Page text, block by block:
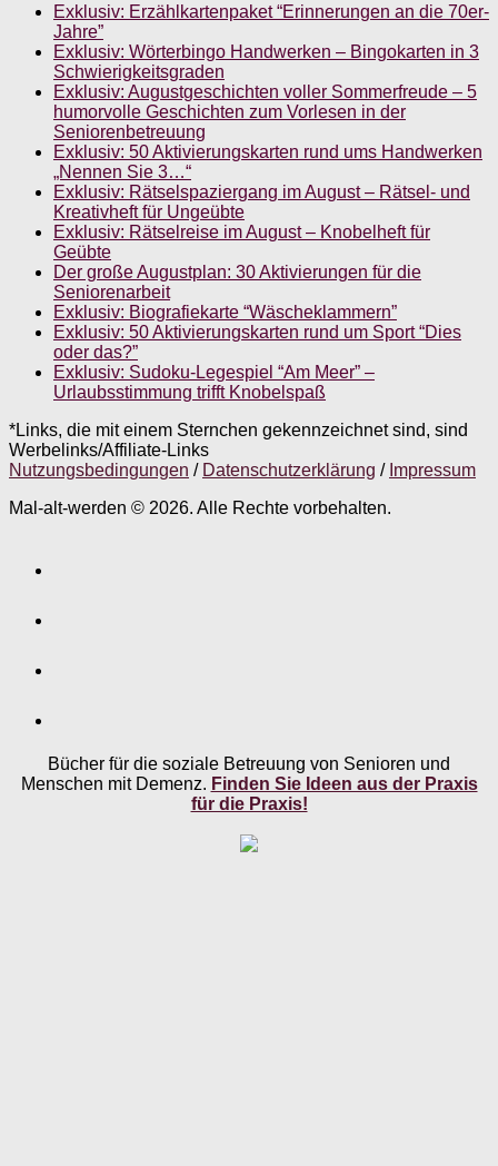
Exklusiv: Erzählkartenpaket “Erinnerungen an die 70er-
Jahre”
Exklusiv: Wörterbingo Handwerken – Bingokarten in 3
Schwierigkeitsgraden
Exklusiv: Augustgeschichten voller Sommerfreude – 5
humorvolle Geschichten zum Vorlesen in der
Seniorenbetreuung
Exklusiv: 50 Aktivierungskarten rund ums Handwerken
„Nennen Sie 3…“
Exklusiv: Rätselspaziergang im August – Rätsel- und
Kreativheft für Ungeübte
Exklusiv: Rätselreise im August – Knobelheft für
Geübte
Der große Augustplan: 30 Aktivierungen für die
Seniorenarbeit
Exklusiv: Biografiekarte “Wäscheklammern”
Exklusiv: 50 Aktivierungskarten rund um Sport “Dies
oder das?”
Exklusiv: Sudoku-Legespiel “Am Meer” –
Urlaubsstimmung trifft Knobelspaß
*Links, die mit einem Sternchen gekennzeichnet sind, sind
Werbelinks/Affiliate-Links
Nutzungsbedingungen / Datenschutzerklärung / Impressum
Mal-alt-werden © 2026. Alle Rechte vorbehalten.
Bücher für die soziale Betreuung von Senioren und
Menschen mit Demenz. Finden Sie Ideen aus der Praxis
für die Praxis!